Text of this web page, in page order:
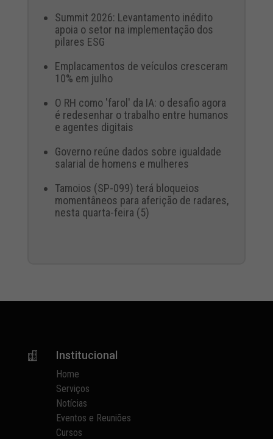
Summit 2026: Levantamento inédito
apoia o setor na implementação dos
pilares ESG
Emplacamentos de veículos cresceram
10% em julho
O RH como 'farol' da IA: o desafio agora
é redesenhar o trabalho entre humanos
e agentes digitais
Governo reúne dados sobre igualdade
salarial de homens e mulheres
Tamoios (SP-099) terá bloqueios
momentâneos para aferição de radares,
nesta quarta-feira (5)
 Institucional
Home
Serviços
Notícias
Eventos e Reuniões
Cursos